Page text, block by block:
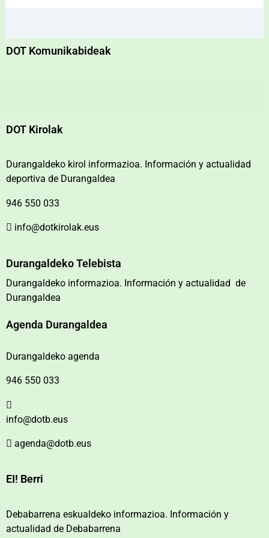
DOT Komunikabideak
DOT Kirolak
Durangaldeko kirol informazioa. Información y actualidad
deportiva de Durangaldea
946 550 033
info@dotkirolak.eus
Durangaldeko Telebista
Durangaldeko informazioa. Información y actualidad de
Durangaldea
Agenda Durangaldea
Durangaldeko agenda
946 550 033
info@dotb.eus
agenda@dotb.eus
EI! Berri
Debabarrena eskualdeko informazioa. Información y
actualidad de Debabarrena